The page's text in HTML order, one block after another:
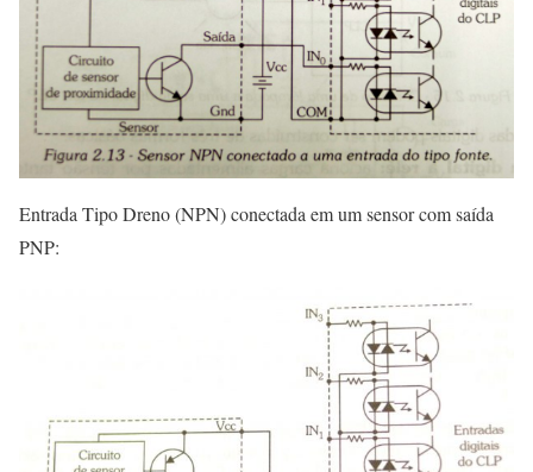
Entrada Tipo Dreno (NPN) conectada em um sensor com saída
PNP: